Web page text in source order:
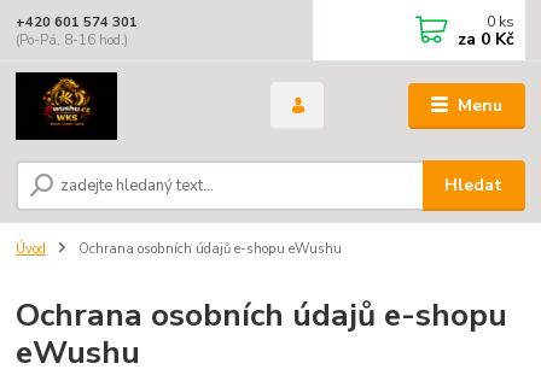
Menu
Hledat
+420 601 574 301
(Po-Pá, 8-16 hod.)
0 ks
za 0 Kč
Úvod Ochrana osobních údajů e-shopu eWushu
Ochrana osobních údajů e-shopu
eWushu